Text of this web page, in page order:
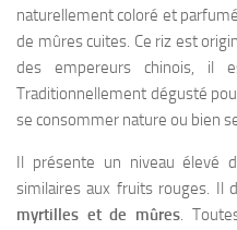
naturellement coloré et
de mûres cuites. Ce riz est
des empereurs chinois, il
Traditionnellement dégusté
se consommer nature ou bien
Il présente un niveau élevé
similaires aux fruits rouges. Il
myrtilles et de mûres.